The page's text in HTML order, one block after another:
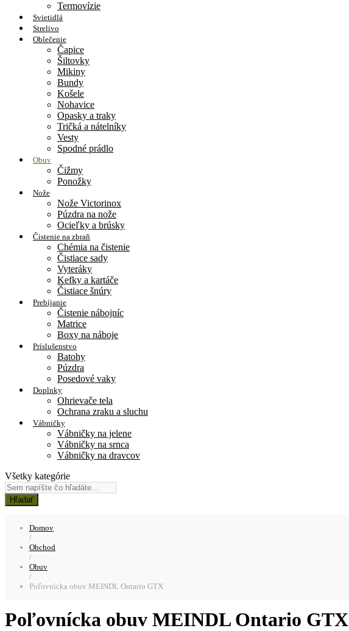
Termovízie
Svietidlá
Strelivo
Oblečenie
Čapice
Šiltovky
Mikiny
Bundy
Košele
Nohavice
Opasky a traky
Tričká a nátelníky
Vesty
Spodné prádlo
Obuv
Čižmy
Ponožky
Nože
Nože Victorinox
Púzdra na nože
Ocieľky a brúsky
Čistenie na zbraň
Chémia na čistenie
Čistiace sady
Vyteráky
Kefky a kartáče
Čistiace šnúry
Prebíjanie
Čistenie nábojníc
Matrice
Boxy na náboje
Príslušenstvo
Batohy
Púzdra
Posedové vaky
Doplnky
Ohrievače tela
Ochrana zraku a sluchu
Vábničky
Vábničky na jelene
Vábničky na srnca
Vábničky na dravcov
Všetky kategórie
Hľadať
Domov
/
Obchod
/
Obuv
/
Poľovnícka obuv MEINDL Ontario GTX
Poľovnícka obuv MEINDL Ontario GTX